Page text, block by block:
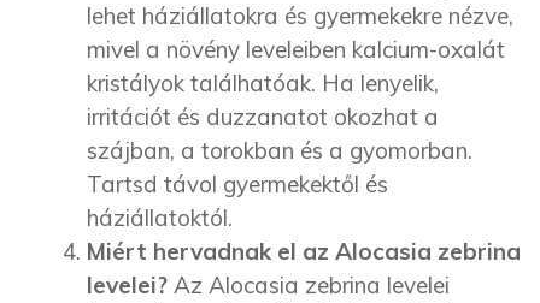
lehet háziállatokra és gyermekekre nézve,
mivel a növény leveleiben kalcium-oxalát
kristályok találhatóak. Ha lenyelik,
irritációt és duzzanatot okozhat a
szájban, a torokban és a gyomorban.
Tartsd távol gyermekektől és
háziállatoktól.
Miért hervadnak el az Alocasia zebrina
levelei? Az Alocasia zebrina levelei